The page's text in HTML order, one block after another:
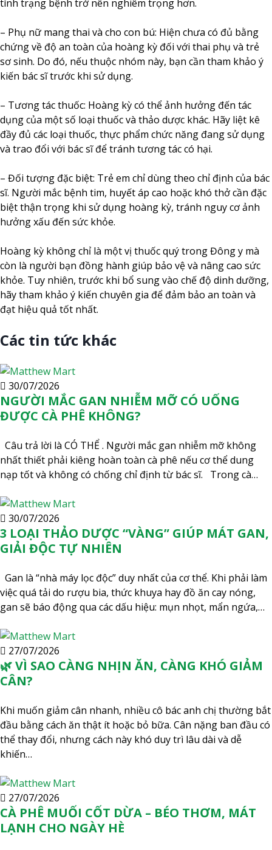
tình trạng bệnh trở nên nghiêm trọng hơn.
– Phụ nữ mang thai và cho con bú: Hiện chưa có đủ bằng
chứng về độ an toàn của hoàng kỳ đối với thai phụ và trẻ
sơ sinh. Do đó, nếu thuộc nhóm này, bạn cần tham khảo ý
kiến bác sĩ trước khi sử dụng.
– Tương tác thuốc: Hoàng kỳ có thể ảnh hưởng đến tác
dụng của một số loại thuốc và thảo dược khác. Hãy liệt kê
đầy đủ các loại thuốc, thực phẩm chức năng đang sử dụng
và trao đổi với bác sĩ để tránh tương tác có hại.
– Đối tượng đặc biệt: Trẻ em chỉ dùng theo chỉ định của bác
sĩ. Người mắc bệnh tim, huyết áp cao hoặc khó thở cần đặc
biệt thận trọng khi sử dụng hoàng kỳ, tránh nguy cơ ảnh
hưởng xấu đến sức khỏe.
Hoàng kỳ không chỉ là một vị thuốc quý trong Đông y mà
còn là người bạn đồng hành giúp bảo vệ và nâng cao sức
khỏe. Tuy nhiên, trước khi bổ sung vào chế độ dinh dưỡng,
hãy tham khảo ý kiến chuyên gia để đảm bảo an toàn và
đạt hiệu quả tốt nhất.
Các tin tức khác
30/07/2026
NGƯỜI MẮC GAN NHIỄM MỠ CÓ UỐNG
ĐƯỢC CÀ PHÊ KHÔNG?
Câu trả lời là CÓ THỂ . Người mắc gan nhiễm mỡ không
nhất thiết phải kiêng hoàn toàn cà phê nếu cơ thể dung
nạp tốt và không có chống chỉ định từ bác sĩ. Trong cà…
30/07/2026
3 LOẠI THẢO DƯỢC “VÀNG” GIÚP MÁT GAN,
GIẢI ĐỘC TỰ NHIÊN
Gan là “nhà máy lọc độc” duy nhất của cơ thể. Khi phải làm
việc quá tải do rượu bia, thức khuya hay đồ ăn cay nóng,
gan sẽ báo động qua các dấu hiệu: mụn nhọt, mẩn ngứa,…
27/07/2026
🌿 VÌ SAO CÀNG NHỊN ĂN, CÀNG KHÓ GIẢM
CÂN?
Khi muốn giảm cân nhanh, nhiều cô bác anh chị thường bắt
đầu bằng cách ăn thật ít hoặc bỏ bữa. Cân nặng ban đầu có
thể thay đổi, nhưng cách này khó duy trì lâu dài và dễ
khiến…
27/07/2026
CÀ PHÊ MUỐI CỐT DỪA – BÉO THƠM, MÁT
LẠNH CHO NGÀY HÈ